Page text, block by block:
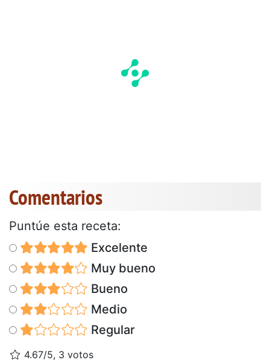
Comentarios
Puntúe esta receta:
Excelente
Muy bueno
Bueno
Medio
Regular
4.67/5, 3 votos